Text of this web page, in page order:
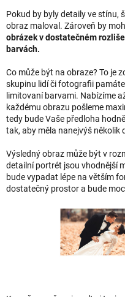
Pokud by byly detaily ve stínu,
obraz maloval. Zároveň by
obrázek v dostatečném
barvách.
Co může být na obraze? To je
skupinu lidí či fotografii
limitovaní barvami. Nabízíme
každému obrazu pošleme
tedy bude Vaše předloha
tak, aby měla nanejvýš několik
Výsledný obraz může být v
detailní portrét jsou vhodnější
bude vypadat lépe na větším
dostatečný prostor a bude